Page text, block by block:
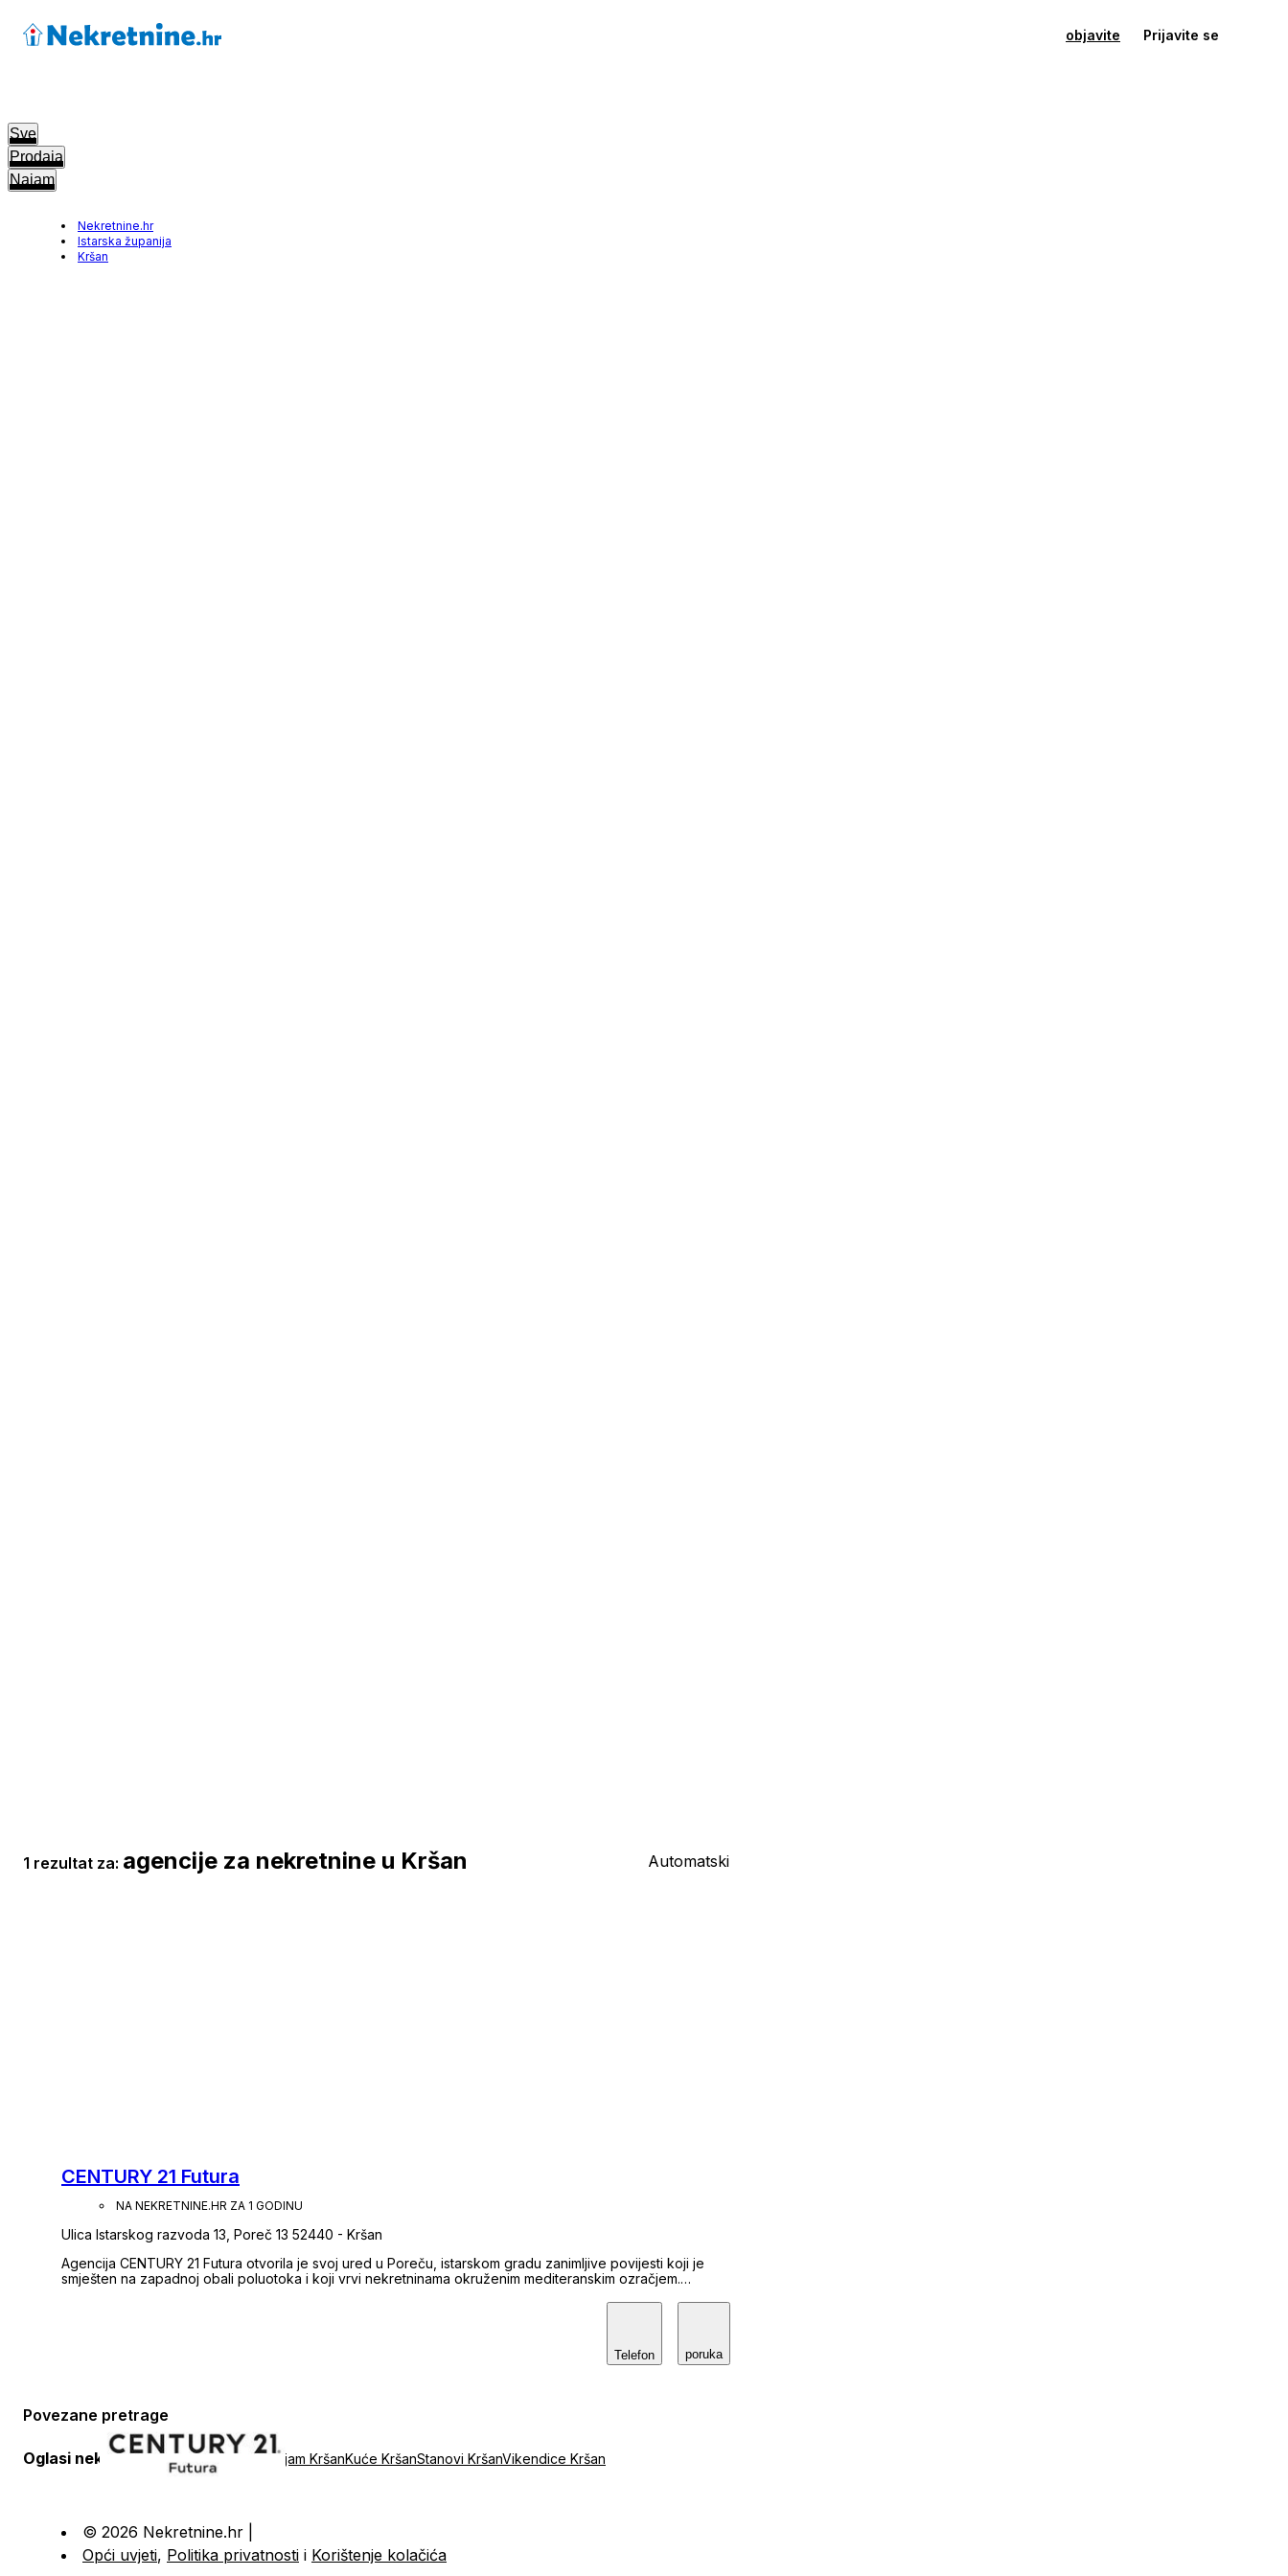
objavite Prijavite se
Sve
Prodaja
Najam
Nekretnine.hr
Istarska županija
Kršan
1 rezultat za: agencije za nekretnine u Kršan Automatski
CENTURY 21 Futura
NA NEKRETNINE.HR ZA 1 GODINU
Ulica Istarskog razvoda 13, Poreč 13 52440 - Kršan
Agencija CENTURY 21 Futura otvorila je svoj ured u Poreču, istarskom gradu zanimljive povijesti koji je
smješten na zapadnoj obali poluotoka i koji vrvi nekretninama okruženim mediteranskim ozračjem.
zemljišta, stanove i kuće u centru gradskih zbivanja, ali i u mirnijim mjestima okruženim maslinicima i
ostvaruje svoju misiju pružanja profesionalne usluge posredovanja u prometu nekretnina između
potencijalnih klijenata na način da im se omogući sigurna i kvalitetna prodaja, najam ili kupnja u skladu s
Telefon poruka
Povezane pretrage
Oglasi nekretnina u Kršan: Najam KršanKuće KršanStanovi KršanVikendice Kršan
© 2026 Nekretnine.hr |
Opći uvjeti, Politika privatnosti i Korištenje kolačića